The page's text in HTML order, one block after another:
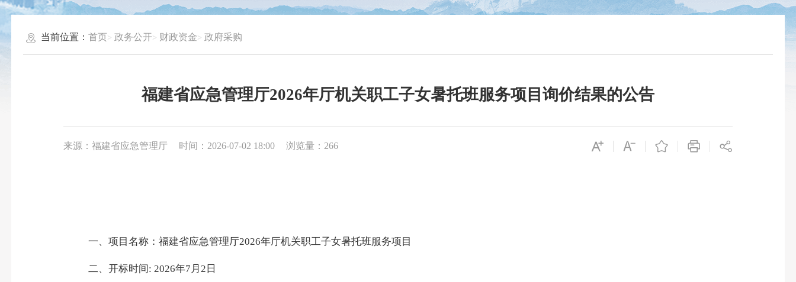
当前位置：首页 政务公开 财政资金 政府采购
福建省应急管理厅2026年厅机关职工子女暑托班服务项目询价结果的公告
来源：福建省应急管理厅 时间：2026-07-02 18:00 浏览量：266
一、项目名称：福建省应急管理厅2026年厅机关职工子女暑托班服务项目
二、开标时间: 2026年7 月2 日